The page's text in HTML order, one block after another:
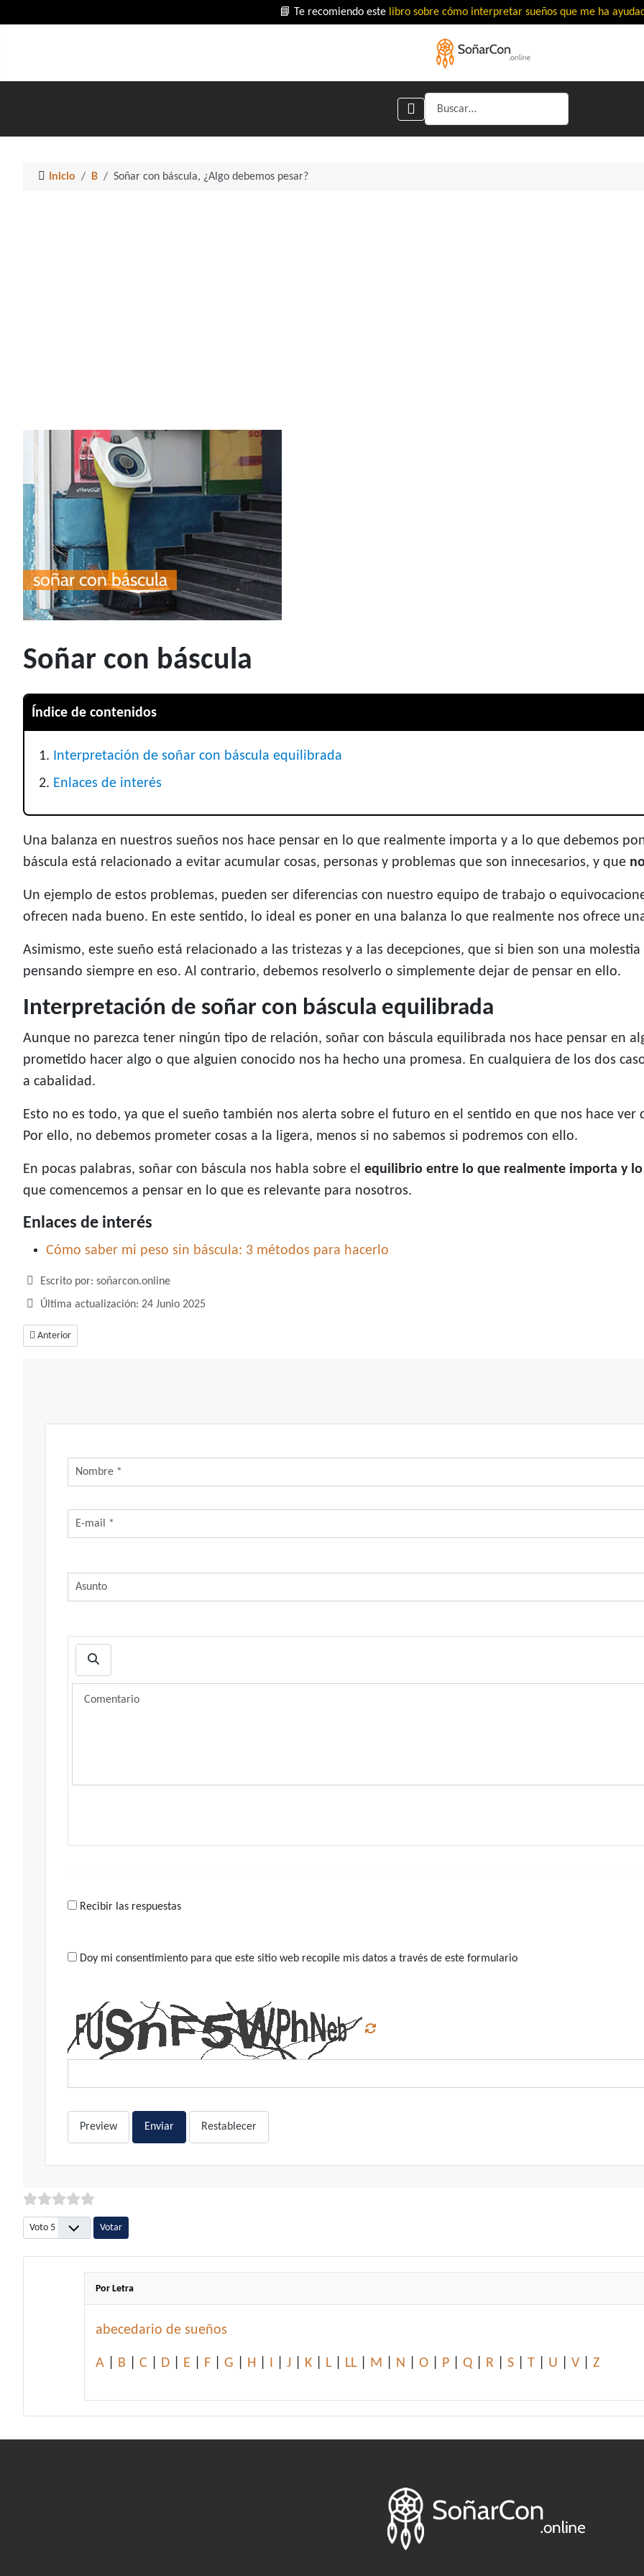
📘 Te recomiendo este libro sobre cómo interpretar sueños que me ha
Buscar
Inicio B Soñar con báscula, ¿Algo debemos pesar?
Soñar con báscula
Índice de contenidos
Interpretación de soñar con báscula equilibrada
Enlaces de interés
Una balanza en nuestros sueños nos hace pensar en lo que realmente importa y a lo que debemos
báscula está relacionado a evitar acumular cosas, personas y problemas que son innecesarios, y que
Un ejemplo de estos problemas, pueden ser diferencias con nuestro equipo de trabajo o
ofrecen nada bueno. En este sentido, lo ideal es poner en una balanza lo que realmente nos ofrece
Asimismo, este sueño está relacionado a las tristezas y a las decepciones, que si bien son una
pensando siempre en eso. Al contrario, debemos resolverlo o simplemente dejar de pensar en ello.
Interpretación de soñar con báscula equilibrada
Aunque no parezca tener ningún tipo de relación, soñar con báscula equilibrada nos hace pensar en
prometido hacer algo o que alguien conocido nos ha hecho una promesa. En cualquiera de los dos
a cabalidad.
Esto no es todo, ya que el sueño también nos alerta sobre el futuro en el sentido en que nos hace ver
Por ello, no debemos prometer cosas a la ligera, menos si no sabemos si podremos con ello.
En pocas palabras, soñar con báscula nos habla sobre el equilibrio entre lo que realmente importa y lo
que comencemos a pensar en lo que es relevante para nosotros.
Enlaces de interés
Cómo saber mi peso sin báscula: 3 métodos para hacerlo
Detalles
Escrito por: soñarcon.online
Última actualización: 24 Junio 2025
Artículo anterior: Soñar con botones, ¿Qué debemos sujetar?
Anterior
Recibir las respuestas
Doy mi consentimiento para que este sitio web recopile mis datos a través de este formulario
Preview Enviar Restablecer
Por favor, vote
Por Letra
abecedario de sueños
A B C D E F G H J K L LL M N O P Q R S T U V| Z